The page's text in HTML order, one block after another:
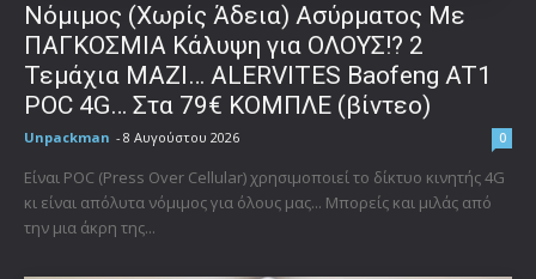
Νόμιμος (Χωρίς Άδεια) Ασύρματος Με
ΠΑΓΚΟΣΜΙΑ Κάλυψη για ΟΛΟΥΣ!? 2
Τεμάχια ΜΑΖΙ… ALERVITES Baofeng AT1
POC 4G… Στα 79€ ΚΟΜΠΛΕ (βίντεο)
Unpackman - 8 Αυγούστου 2026 0
Είναι POC (Press Over Cellular) χρησιμοποιεί το δίκτυο κινητής 4G
κι είναι απόλυτα νόμιμος για όλους μας... Μπορείς και μιλάς από
την μια άκρη της...